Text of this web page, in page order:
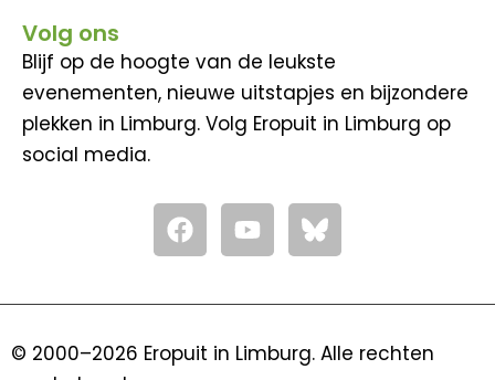
Volg ons
Blijf op de hoogte van de leukste
evenementen, nieuwe uitstapjes en bijzondere
plekken in Limburg. Volg Eropuit in Limburg op
social media.
F
a
c
o
Y
o
u
b
© 2000–2026 Eropuit in Limburg. Alle rechten